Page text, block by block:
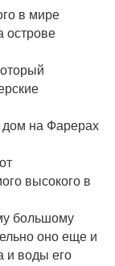
в мире
острове
на Фарерах
высокого в
большому
оно еще и
и воды его